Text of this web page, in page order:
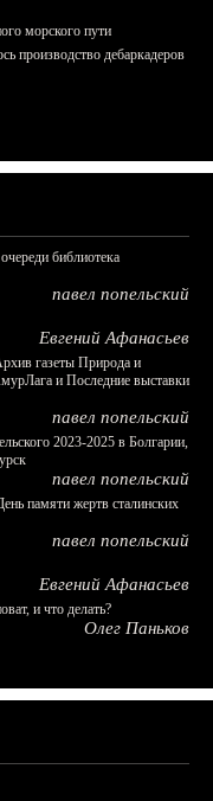
морского пути
производство дебаркадеров
библиотека
павел попельский
Евгений Афанасьев
газеты Природа и
и Последние выставки
павел попельский
2023-2025 в Болгарии,
павел попельский
памяти жертв сталинских
павел попельский
Евгений Афанасьев
и что делать?
Олег Паньков